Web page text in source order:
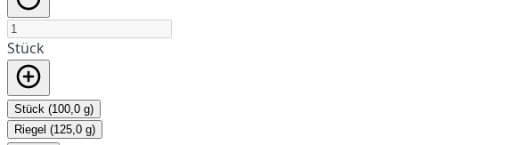
Stück
Stück (100,0 g)
Riegel (125,0 g)